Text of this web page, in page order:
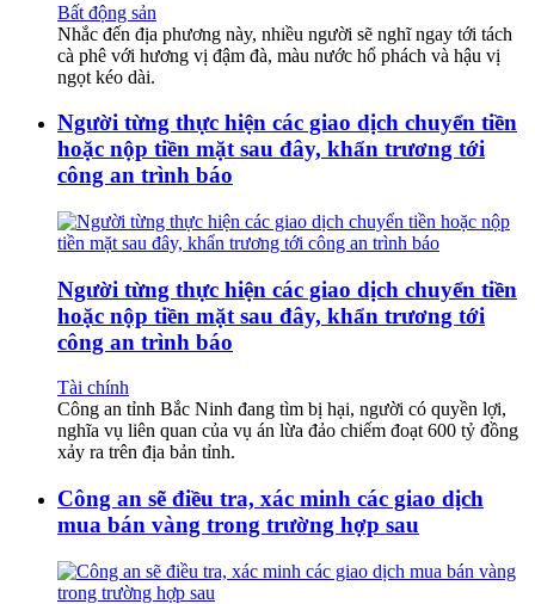
Bất động sản
Nhắc đến địa phương này, nhiều người sẽ nghĩ ngay tới tách
cà phê với hương vị đậm đà, màu nước hổ phách và hậu vị
ngọt kéo dài.
Người từng thực hiện các giao dịch chuyển tiền
hoặc nộp tiền mặt sau đây, khẩn trương tới
công an trình báo
Người từng thực hiện các giao dịch chuyển tiền
hoặc nộp tiền mặt sau đây, khẩn trương tới
công an trình báo
Tài chính
Công an tỉnh Bắc Ninh đang tìm bị hại, người có quyền lợi,
nghĩa vụ liên quan của vụ án lừa đảo chiếm đoạt 600 tỷ đồng
xảy ra trên địa bản tỉnh.
Công an sẽ điều tra, xác minh các giao dịch
mua bán vàng trong trường hợp sau